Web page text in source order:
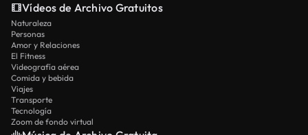
Vídeos de Archivo Gratuitos
Naturaleza
Personas
Amor y Relaciones
El Fitness
Videografía aérea
Comida y bebida
Viajes
Transporte
Tecnología
Zoom de fondo virtual